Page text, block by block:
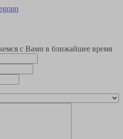
с Вами в ближайшее время